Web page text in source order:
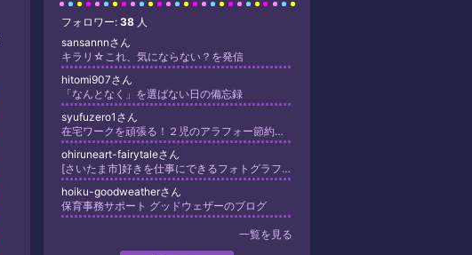
フォロワー: 38 人
sansannnさん
キラリ☆これ、気にならない？を発信
hitomi907さん
「なんとなく」を選ばない日の備忘録
syufuzero1さん
在宅ワークを頑張る！２児のアラフォー節約主婦ブログ
ohiruneart-fairytaleさん
[さいたま市]好きを仕事にできるフォトグラファー講座・Photostudio Fairytale
hoiku-goodweatherさん
保育事務サポート グッドウェザーのブログ
一覧を見る